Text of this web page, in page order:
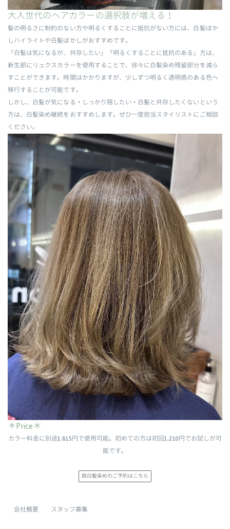
大人世代のヘアカラーの選択肢が増える！
髪の明るさに制約のない方や明るくすることに抵抗がない方には、白髪ぼか
しハイライトや白髪ぼかしがおすすめです。
「白髪は気になるが、共存したい」「明るくすることに抵抗のある」方は、
新生部にリュクスカラーを使用することで、徐々に白髪染め残留部分を減ら
すことができます。時間はかかりますが、少しずつ明るく透明感のある色へ
移行することが可能です。
しかし、白髪が気になる・しっかり隠したい・白髪と共存したくないという
方は、白髪染め継続をおすすめします。ぜひ一度担当スタイリストにご相談
ください。
＊Price＊
カラー料金に別途1,815円で使用可能。初めての方は初回1,210円でお試しが可
能です。
脱白髪染めのご予約はこちら
会社概要 スタッフ募集